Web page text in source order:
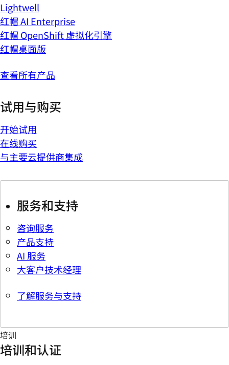
Lightwell
红帽 AI Enterprise
红帽 OpenShift 虚拟化引擎
红帽桌面版
查看所有产品
试用与购买
开始试用
在线购买
与主要云提供商集成
服务和支持
咨询服务
产品支持
AI 服务
大客户技术经理
了解服务与支持
培训
培训和认证